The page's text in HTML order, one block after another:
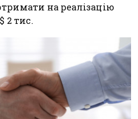
на реалізацію
2 тис.